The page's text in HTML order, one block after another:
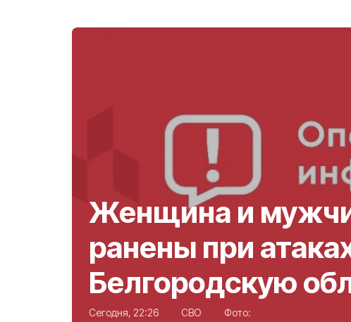
Женщина и
ранены при
Белгородскую
Сегодня, 22:26 СВО Фото: